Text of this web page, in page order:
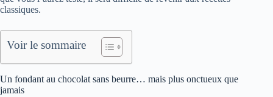
classiques.
Voir le sommaire
Un fondant au chocolat sans beurre… mais plus onctueux que
jamais